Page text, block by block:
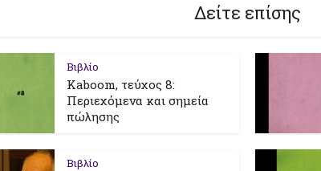
Δείτε επίσης
Βιβλίο
Kaboom, τεύχος 8:
Περιεχόμενα και σημεία
πώλησης
Βιβλίο